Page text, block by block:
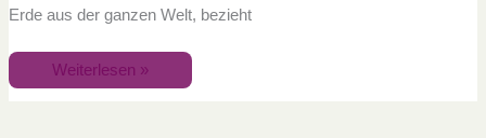
Erde aus der ganzen Welt, bezieht
Weiterlesen »